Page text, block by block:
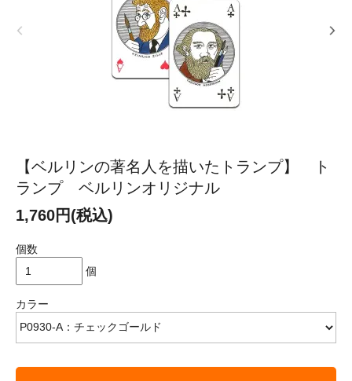
【ベルリンの著名人を描いたトランプ】 ト
ランプ ベルリンオリジナル
1,760円(税込)
個数
個
カラー